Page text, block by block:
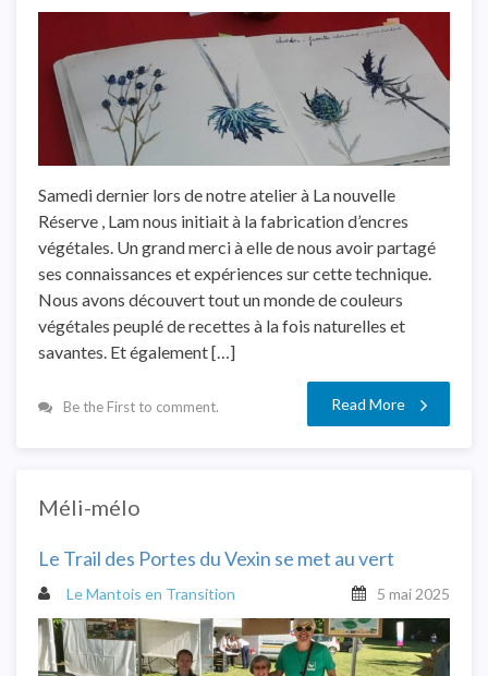
Samedi dernier lors de notre atelier à La nouvelle
Réserve , Lam nous initiait à la fabrication d’encres
végétales. Un grand merci à elle de nous avoir partagé
ses connaissances et expériences sur cette technique.
Nous avons découvert tout un monde de couleurs
végétales peuplé de recettes à la fois naturelles et
savantes. Et également […]
Be the First to comment. Read More
Méli-mélo
Le Trail des Portes du Vexin se met au vert
Le Mantois en Transition 5 mai 2025